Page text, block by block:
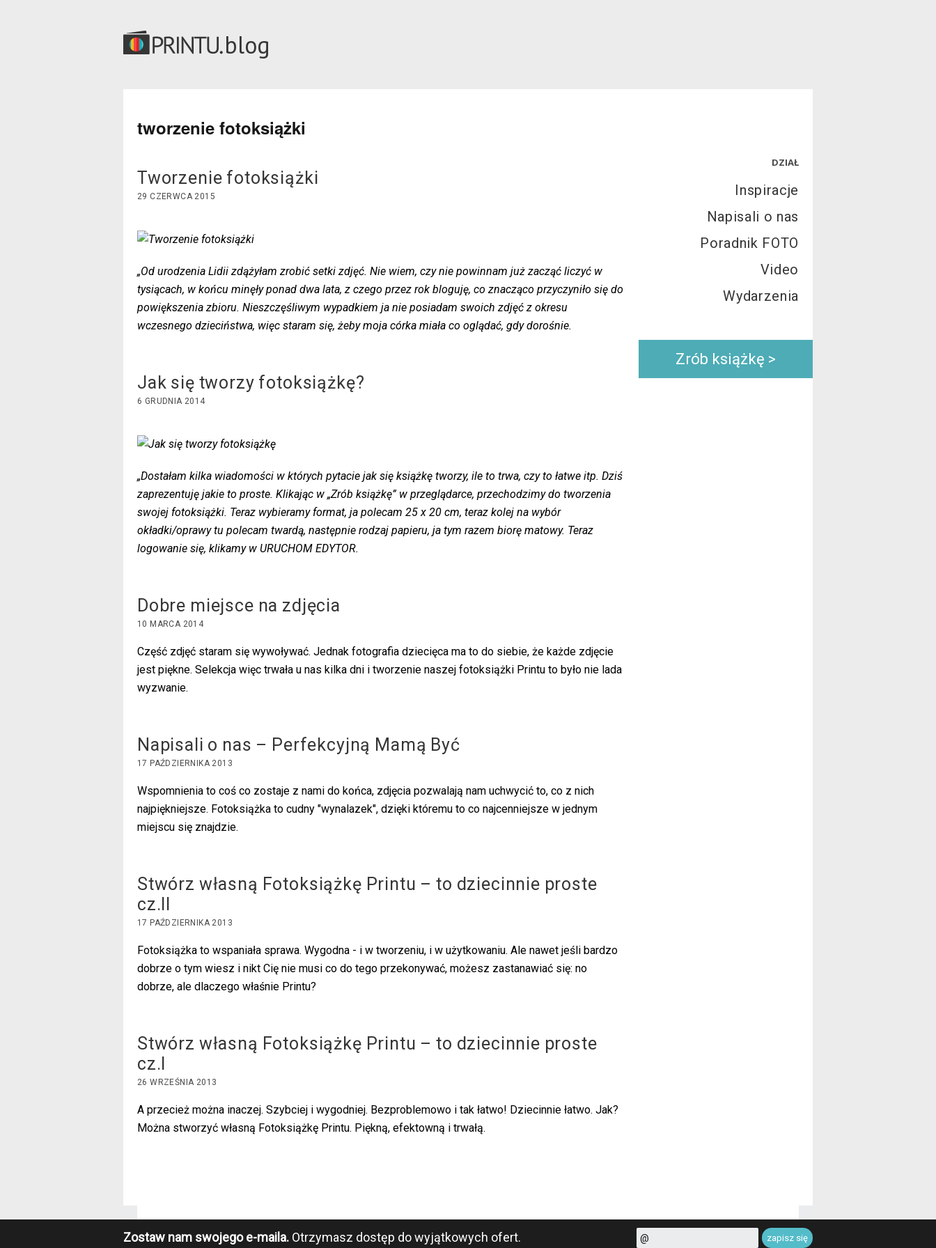
blog
tworzenie fotoksiążki
Tworzenie fotoksiążki
29 CZERWCA 2015
„Od urodzenia Lidii zdążyłam zrobić setki zdjęć. Nie wiem, czy nie powinnam już zacząć liczyć w
tysiącach, w końcu minęły ponad dwa lata, z czego przez rok bloguję, co znacząco przyczyniło się do
powiększenia zbioru. Nieszczęśliwym wypadkiem ja nie posiadam swoich zdjęć z okresu
wczesnego dzieciństwa, więc staram się, żeby moja córka miała co oglądać, gdy dorośnie.
Jak się tworzy fotoksiążkę?
6 GRUDNIA 2014
„Dostałam kilka wiadomości w których pytacie jak się książkę tworzy, ile to trwa, czy to łatwe itp. Dziś
zaprezentuję jakie to proste. Klikając w „Zrób książkę” w przeglądarce, przechodzimy do tworzenia
swojej fotoksiążki. Teraz wybieramy format, ja polecam 25 x 20 cm, teraz kolej na wybór
okładki/oprawy tu polecam twardą, następnie rodzaj papieru, ja tym razem biorę matowy. Teraz
logowanie się, klikamy w URUCHOM EDYTOR.
Dobre miejsce na zdjęcia
10 MARCA 2014
Część zdjęć staram się wywoływać. Jednak fotografia dziecięca ma to do siebie, że każde zdjęcie
jest piękne. Selekcja więc trwała u nas kilka dni i tworzenie naszej fotoksiążki Printu to było nie lada
wyzwanie.
Napisali o nas – Perfekcyjną Mamą Być
17 PAŹDZIERNIKA 2013
Wspomnienia to coś co zostaje z nami do końca, zdjęcia pozwalają nam uchwycić to, co z nich
najpiękniejsze. Fotoksiążka to cudny "wynalazek", dzięki któremu to co najcenniejsze w jednym
miejscu się znajdzie.
Stwórz własną Fotoksiążkę Printu – to dziecinnie proste
cz.II
17 PAŹDZIERNIKA 2013
Fotoksiążka to wspaniała sprawa. Wygodna - i w tworzeniu, i w użytkowaniu. Ale nawet jeśli bardzo
dobrze o tym wiesz i nikt Cię nie musi co do tego przekonywać, możesz zastanawiać się: no
dobrze, ale dlaczego właśnie Printu?
Stwórz własną Fotoksiążkę Printu – to dziecinnie proste
cz.I
26 WRZEŚNIA 2013
A przecież można inaczej. Szybciej i wygodniej. Bezproblemowo i tak łatwo! Dziecinnie łatwo. Jak?
Można stworzyć własną Fotoksiążkę Printu. Piękną, efektowną i trwałą.
DZIAŁ
Inspiracje
Napisali o nas
Poradnik FOTO
Video
Wydarzenia
Zrób książkę >
Zostaw nam swojego e-maila. Otrzymasz dostęp do wyjątkowych ofert.